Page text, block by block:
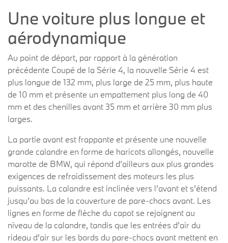
Une voiture plus longue et
aérodynamique
Au point de départ, par rapport à la génération
précédente Coupé de la Série 4, la nouvelle Série 4 est
plus longue de 132 mm, plus large de 25 mm, plus haute
de 10 mm et présente un empattement plus long de 40
mm et des chenilles avant 35 mm et arrière 30 mm plus
larges.
La partie avant est frappante et présente une nouvelle
grande calandre en forme de haricots allongés, nouvelle
marotte de BMW, qui répond d’ailleurs aux plus grandes
exigences de refroidissement des moteurs les plus
puissants. La calandre est inclinée vers l’avant et s’étend
jusqu’au bas de la couverture de pare-chocs avant. Les
lignes en forme de flèche du capot se rejoignent au
niveau de la calandre, tandis que les entrées d’air du
rideau d’air sur les bords du pare-chocs avant mettent en